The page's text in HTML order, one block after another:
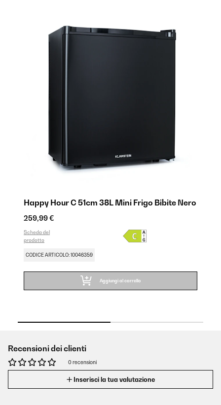
Happy Hour C 51cm 38L Mini Frigo Bibite Nero
259,99 €
Scheda del
prodotto
CODICE ARTICOLO: 10046359
Aggiungi al carrello
Recensioni dei clienti
0 recensioni
Inserisci la tua valutazione